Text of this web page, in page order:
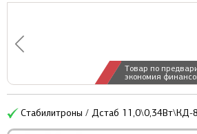
Товар по
экономия
Стабилитроны / Дстаб